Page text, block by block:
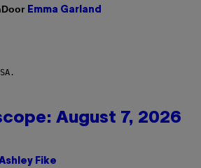
Door Emma Garland
August 7, 2026
Fike